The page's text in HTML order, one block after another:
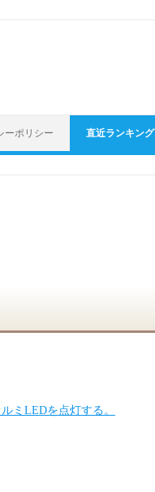
ーポリシー 直近ランキング
ミLEDを点灯する。